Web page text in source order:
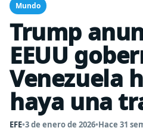
Mundo
Trump
EEUU
Venezuela
haya una
EFE•3 de enero de 2026•Hace 31